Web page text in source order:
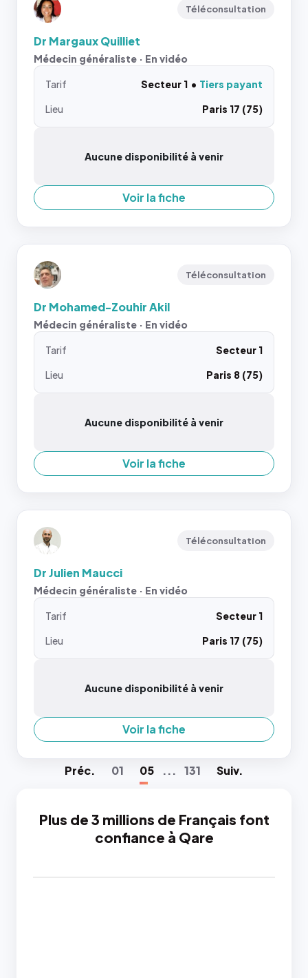
Téléconsultation
Dr Margaux Quilliet
Médecin généraliste · En vidéo
Tarif Secteur 1
Tiers payant
Lieu
Paris 17 (75)
Aucune disponibilité à venir
Voir la fiche
Téléconsultation
Dr Mohamed-Zouhir Akil
Médecin généraliste · En vidéo
Tarif
Secteur 1
Lieu
Paris 8 (75)
Aucune disponibilité à venir
Voir la fiche
Téléconsultation
Dr Julien Maucci
Médecin généraliste · En vidéo
Tarif
Secteur 1
Lieu
Paris 17 (75)
Aucune disponibilité à venir
Voir la fiche
Préc. 01 05 ... 131 Suiv.
Plus de 3 millions de Français font
confiance à Qare